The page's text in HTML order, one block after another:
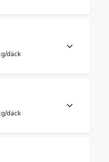
däck
däck